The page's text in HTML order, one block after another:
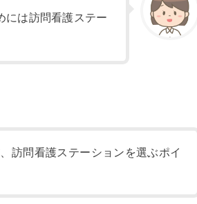
には訪問看護ステー
訪問看護ステーションを選ぶポイ